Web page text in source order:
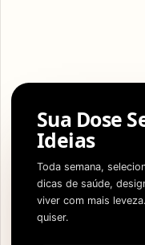
Sua Dose
Ideias
Toda semana,
dicas de saúde,
viver com mais
quiser.